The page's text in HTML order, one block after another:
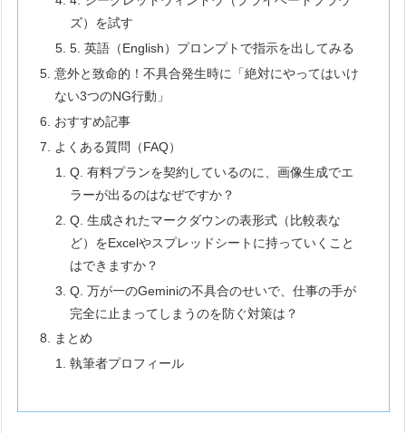
ズ）を試す
5. 英語（English）プロンプトで指示を出してみる
意外と致命的！不具合発生時に「絶対にやってはいけ
ない3つのNG行動」
おすすめ記事
よくある質問（FAQ）
Q. 有料プランを契約しているのに、画像生成でエ
ラーが出るのはなぜですか？
Q. 生成されたマークダウンの表形式（比較表な
ど）をExcelやスプレッドシートに持っていくこと
はできますか？
Q. 万が一のGeminiの不具合のせいで、仕事の手が
完全に止まってしまうのを防ぐ対策は？
まとめ
執筆者プロフィール